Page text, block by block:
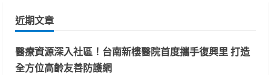
字:
近期文章
醫療資源深入社區！台南新樓醫院首度攜手復興里 打造
全方位高齡友善防護網